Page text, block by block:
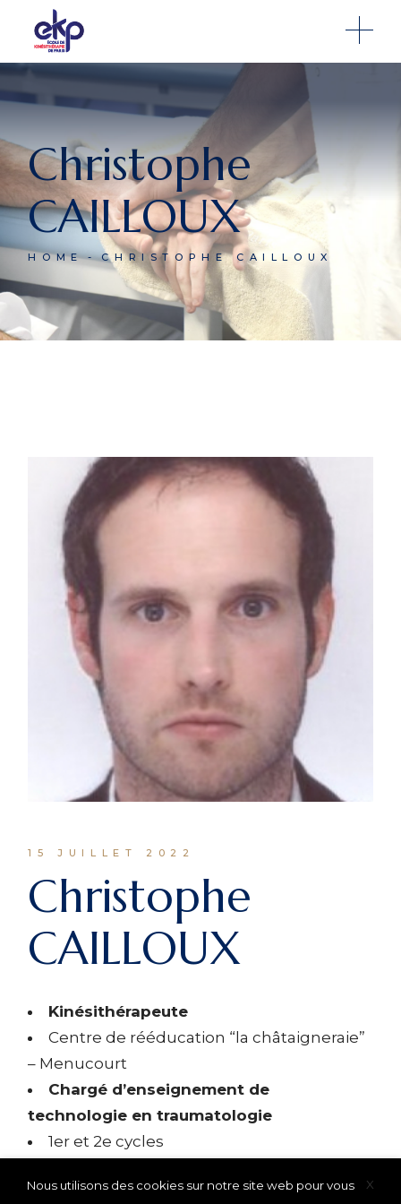
Christophe
CAILLOUX
HOME CHRISTOPHE CAILLOUX
15 JUILLET 2022
Christophe
CAILLOUX
Kinésithérapeute
Centre de rééducation “la châtaigneraie”
– Menucourt
Chargé d’enseignement de
technologie en traumatologie
1er et 2e cycles
X
Nous utilisons des cookies sur notre site web pour vous